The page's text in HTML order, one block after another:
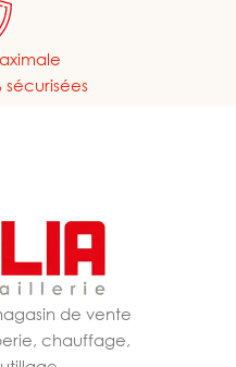
sécurisées
de vente
chauffage,